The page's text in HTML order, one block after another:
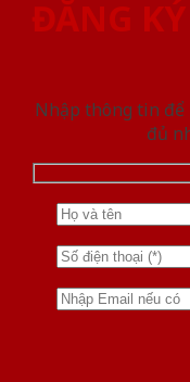
ĐĂNG
Nhập thông tin để
đủ